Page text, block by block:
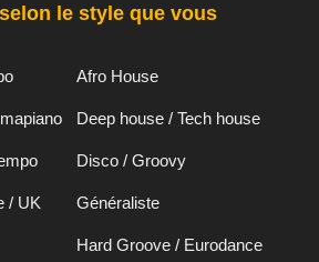
le style que vous
Afro House
Deep house / Tech house
Disco / Groovy
/ UK Généraliste
Hard Groove / Eurodance